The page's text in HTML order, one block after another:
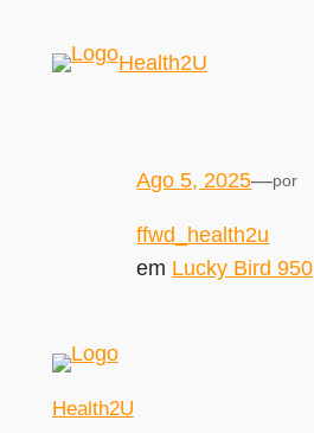
Health2U
Ago 5, 2025—por
ffwd_health2u
em Lucky Bird 950
Health2U